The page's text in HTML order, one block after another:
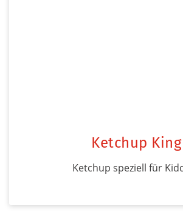
Ketchup King
Ketchup speziell für